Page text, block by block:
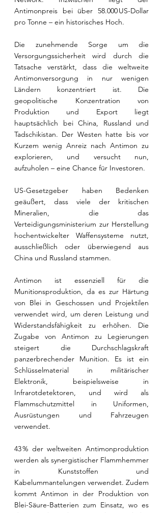
Antimonpreis bei über 58.000 US-Dollar
pro Tonne – ein historisches Hoch.
Die zunehmende Sorge um die
Versorgungssicherheit wird durch die
Tatsache verstärkt, dass die weltweite
Antimonversorgung in nur wenigen
Ländern konzentriert ist. Die
geopolitische Konzentration von
Produktion und Export liegt
hauptsächlich bei China, Russland und
Tadschikistan. Der Westen hatte bis vor
Kurzem wenig Anreiz nach Antimon zu
explorieren, und versucht nun,
aufzuholen – eine Chance für Investoren.
US-Gesetzgeber haben Bedenken
geäußert, dass viele der kritischen
Mineralien, die das
Verteidigungsministerium zur Herstellung
hochentwickelter Waffensysteme nutzt,
ausschließlich oder überwiegend aus
China und Russland stammen.
Antimon ist essenziell für die
Munitionsproduktion, da es zur Härtung
von Blei in Geschossen und Projektilen
verwendet wird, um deren Leistung und
Widerstandsfähigkeit zu erhöhen. Die
Zugabe von Antimon zu Legierungen
steigert die Durchschlagskraft
panzerbrechender Munition. Es ist ein
Schlüsselmaterial in militärischer
Elektronik, beispielsweise in
Infrarotdetektoren, und wird als
Flammschutzmittel in Uniformen,
Ausrüstungen und Fahrzeugen
verwendet.
43 % der weltweiten Antimonproduktion
werden als synergistischer Flammhemmer
in Kunststoffen und
Kabelummantelungen verwendet. Zudem
kommt Antimon in der Produktion von
Blei-Säure-Batterien zum Einsatz, wo es